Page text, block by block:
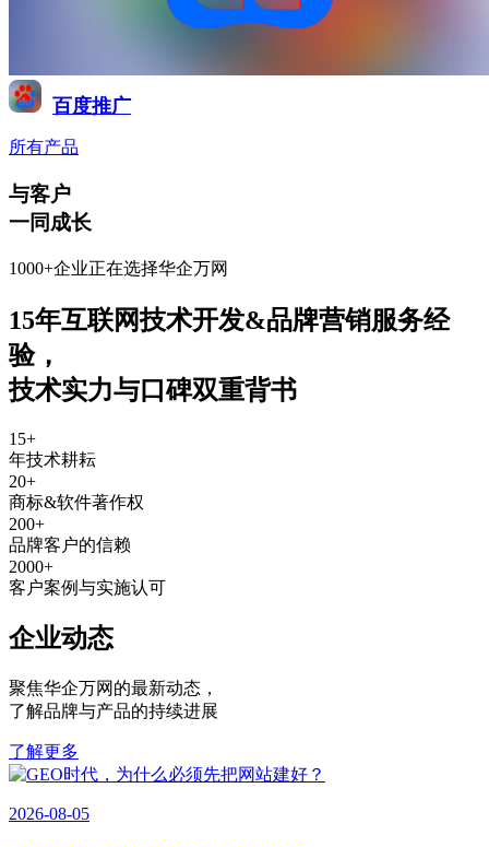
百度推广
所有产品
与客户
一同成长
1000+企业正在选择华企万网
15年互联网技术开发&品牌营销服务经
验，
技术实力与口碑双重背书
15+
年技术耕耘
20+
商标&软件著作权
200+
品牌客户的信赖
2000+
客户案例与实施认可
企业动态
聚焦华企万网的最新动态 ，
了解品牌与产品的持续进展
了解更多
2026-08-05